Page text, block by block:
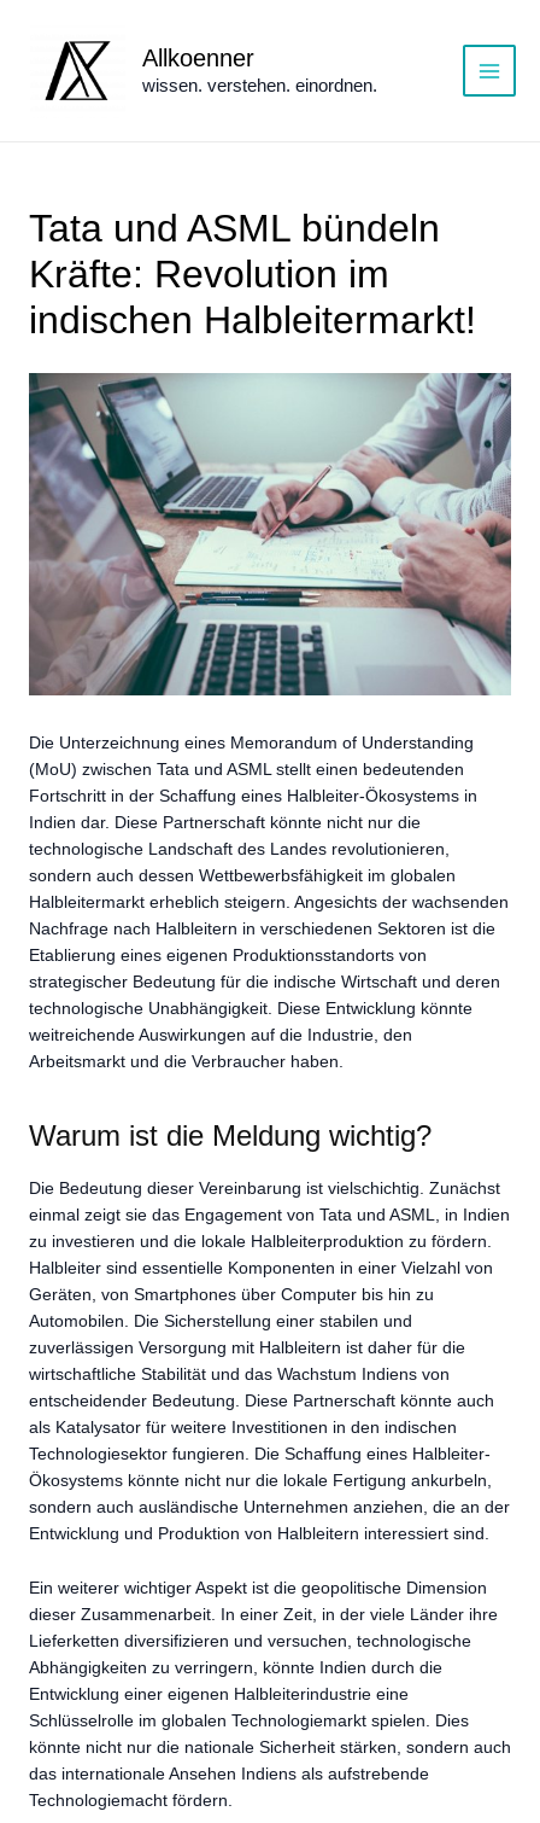
springen
Allkoenner
wissen. verstehen. einordnen.
Main
Tata und ASML bündeln
Kräfte: Revolution im
indischen Halbleitermarkt!
Die Unterzeichnung eines Memorandum of Understanding
(MoU) zwischen Tata und ASML stellt einen bedeutenden
Fortschritt in der Schaffung eines Halbleiter-Ökosystems in
Indien dar. Diese Partnerschaft könnte nicht nur die
technologische Landschaft des Landes revolutionieren,
sondern auch dessen Wettbewerbsfähigkeit im globalen
Halbleitermarkt erheblich steigern. Angesichts der wachsenden
Nachfrage nach Halbleitern in verschiedenen Sektoren ist die
Etablierung eines eigenen Produktionsstandorts von
strategischer Bedeutung für die indische Wirtschaft und deren
technologische Unabhängigkeit. Diese Entwicklung könnte
weitreichende Auswirkungen auf die Industrie, den
Arbeitsmarkt und die Verbraucher haben.
Warum ist die Meldung wichtig?
Die Bedeutung dieser Vereinbarung ist vielschichtig. Zunächst
einmal zeigt sie das Engagement von Tata und ASML, in Indien
zu investieren und die lokale Halbleiterproduktion zu fördern.
Halbleiter sind essentielle Komponenten in einer Vielzahl von
Geräten, von Smartphones über Computer bis hin zu
Automobilen. Die Sicherstellung einer stabilen und
zuverlässigen Versorgung mit Halbleitern ist daher für die
wirtschaftliche Stabilität und das Wachstum Indiens von
entscheidender Bedeutung. Diese Partnerschaft könnte auch
als Katalysator für weitere Investitionen in den indischen
Technologiesektor fungieren. Die Schaffung eines Halbleiter-
Ökosystems könnte nicht nur die lokale Fertigung ankurbeln,
sondern auch ausländische Unternehmen anziehen, die an der
Entwicklung und Produktion von Halbleitern interessiert sind.
Ein weiterer wichtiger Aspekt ist die geopolitische Dimension
dieser Zusammenarbeit. In einer Zeit, in der viele Länder ihre
Lieferketten diversifizieren und versuchen, technologische
Abhängigkeiten zu verringern, könnte Indien durch die
Entwicklung einer eigenen Halbleiterindustrie eine
Schlüsselrolle im globalen Technologiemarkt spielen. Dies
könnte nicht nur die nationale Sicherheit stärken, sondern auch
das internationale Ansehen Indiens als aufstrebende
Technologiemacht fördern.